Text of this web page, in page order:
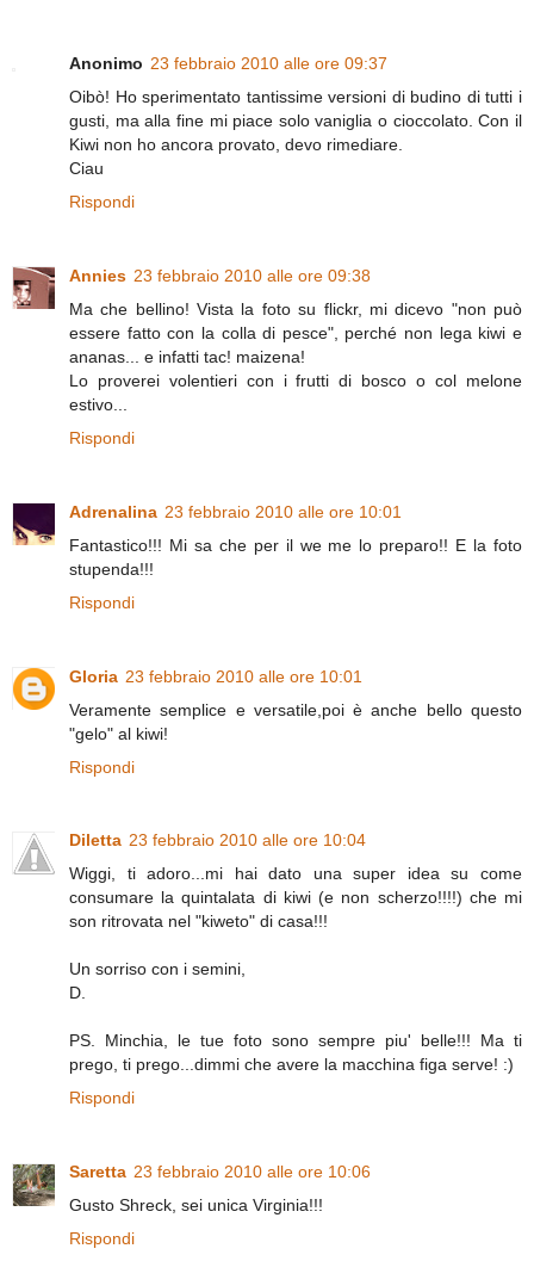
Anonimo 23 febbraio 2010 alle ore 09:37
Oibò! Ho sperimentato tantissime versioni di budino di tutti i
gusti, ma alla fine mi piace solo vaniglia o cioccolato. Con il
Kiwi non ho ancora provato, devo rimediare.
Ciau
Rispondi
Annies 23 febbraio 2010 alle ore 09:38
Ma che bellino! Vista la foto su flickr, mi dicevo "non può
essere fatto con la colla di pesce", perché non lega kiwi e
ananas... e infatti tac! maizena!
Lo proverei volentieri con i frutti di bosco o col melone
estivo...
Rispondi
Adrenalina 23 febbraio 2010 alle ore 10:01
Fantastico!!! Mi sa che per il we me lo preparo!! E la foto
stupenda!!!
Rispondi
Gloria 23 febbraio 2010 alle ore 10:01
Veramente semplice e versatile,poi è anche bello questo
"gelo" al kiwi!
Rispondi
Diletta 23 febbraio 2010 alle ore 10:04
Wiggi, ti adoro...mi hai dato una super idea su come
consumare la quintalata di kiwi (e non scherzo!!!!) che mi
son ritrovata nel "kiweto" di casa!!!
Un sorriso con i semini,
D.
PS. Minchia, le tue foto sono sempre piu' belle!!! Ma ti
prego, ti prego...dimmi che avere la macchina figa serve! :)
Rispondi
Saretta 23 febbraio 2010 alle ore 10:06
Gusto Shreck, sei unica Virginia!!!
Rispondi